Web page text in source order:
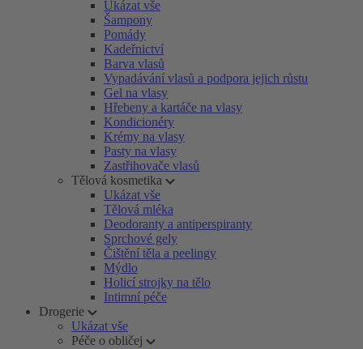
Ukázat vše
Šampony
Pomády
Kadeřnictví
Barva vlasů
Vypadávání vlasů a podpora jejich růstu
Gel na vlasy
Hřebeny a kartáče na vlasy
Kondicionéry
Krémy na vlasy
Pasty na vlasy
Zastřihovače vlasů
Tělová kosmetika
Ukázat vše
Tělová mléka
Deodoranty a antiperspiranty
Sprchové gely
Čištění těla a peelingy
Mýdlo
Holicí strojky na tělo
Intimní péče
Drogerie
Ukázat vše
Péče o obličej